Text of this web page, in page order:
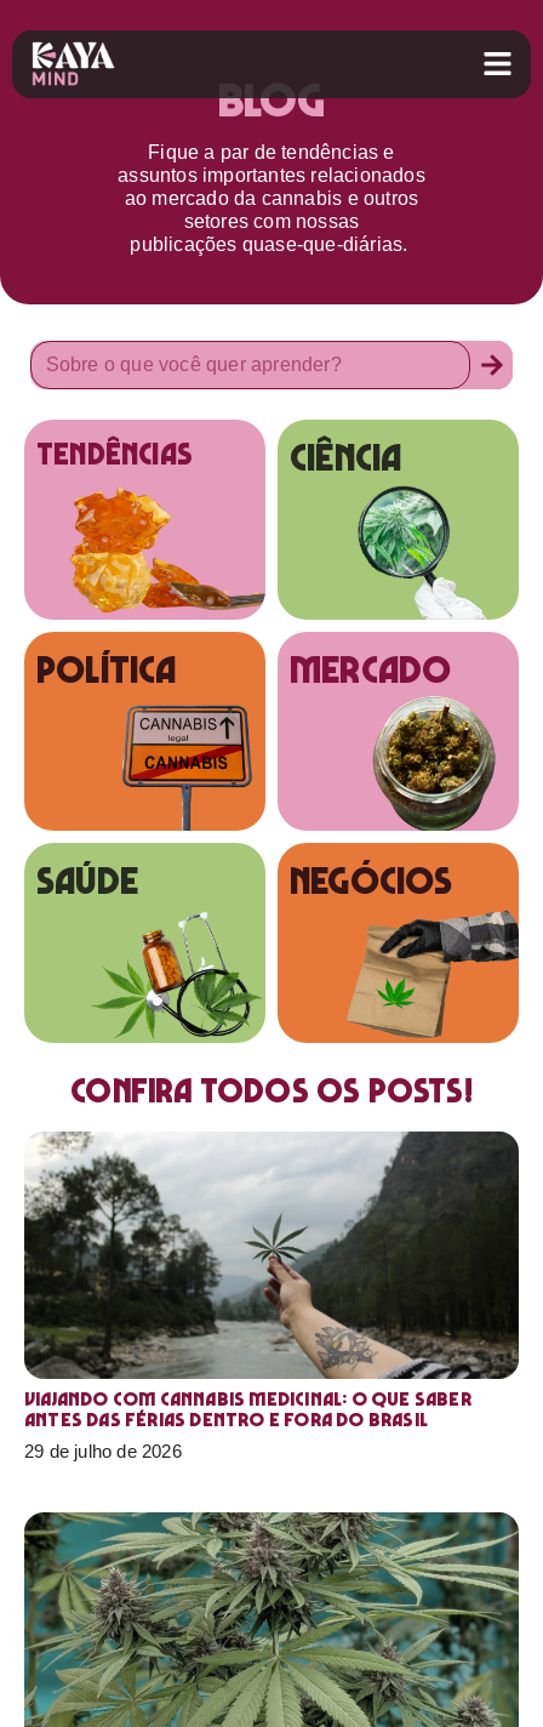
Blog
Fique a par detendências e
assuntos importantes relacionados
ao mercado da cannabis e outros
setorescom nossas
publicações quase-que-diárias.
tendências Ciência
Política MERCADO
SAÚDE NEGÓCIOS
Confira todos os posts!
Viajando com cannabis medicinal: o que saber
antes das férias dentro e fora do Brasil
29 de julho de 2026